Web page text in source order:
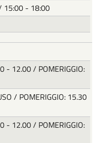
15:00 - 18:00
- 12.00 / POMERIGGIO:
/ POMERIGGIO: 15.30
- 12.00 / POMERIGGIO: